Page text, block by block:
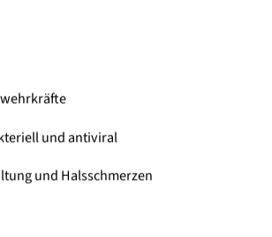
und antiviral
und Halsschmerzen